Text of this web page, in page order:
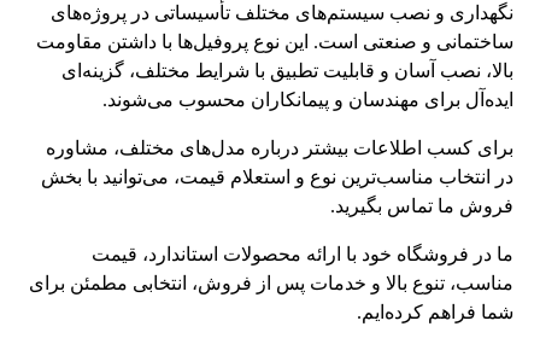
نگهداری و نصب سیستم‌های مختلف تأسیساتی در پروژه‌های
ساختمانی و صنعتی است. این نوع پروفیل‌ها با داشتن مقاومت
بالا، نصب آسان و قابلیت تطبیق با شرایط مختلف، گزینه‌ای
ایده‌آل برای مهندسان و پیمانکاران محسوب می‌شوند.
برای کسب اطلاعات بیشتر درباره مدل‌های مختلف، مشاوره
در انتخاب مناسب‌ترین نوع و استعلام قیمت، می‌توانید با بخش
فروش ما تماس بگیرید.
ما در فروشگاه خود با ارائه محصولات استاندارد، قیمت
مناسب، تنوع بالا و خدمات پس از فروش، انتخابی مطمئن برای
شما فراهم کرده‌ایم.